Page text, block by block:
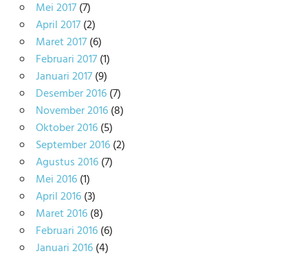
Mei 2017(7)
April 2017(2)
Maret 2017(6)
Februari 2017(1)
Januari 2017(9)
Desember 2016(7)
November 2016(8)
Oktober 2016(5)
September 2016(2)
Agustus 2016(7)
Mei 2016(1)
April 2016(3)
Maret 2016(8)
Februari 2016(6)
Januari 2016(4)